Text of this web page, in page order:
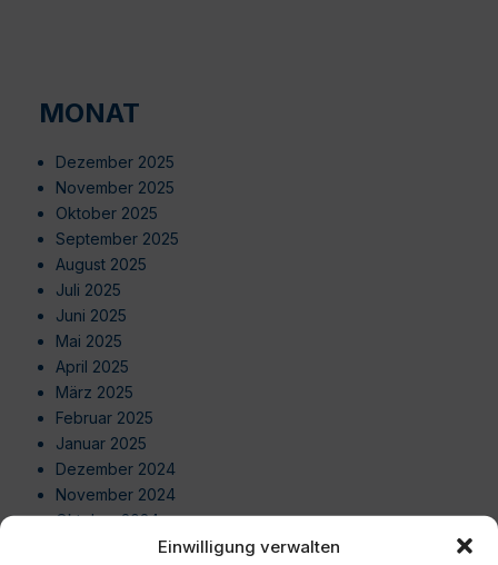
Einwilligung verwalten
MONAT
Dezember 2025
November 2025
Oktober 2025
September 2025
August 2025
Juli 2025
Juni 2025
Mai 2025
April 2025
März 2025
Februar 2025
Januar 2025
Dezember 2024
November 2024
Oktober 2024
September 2024